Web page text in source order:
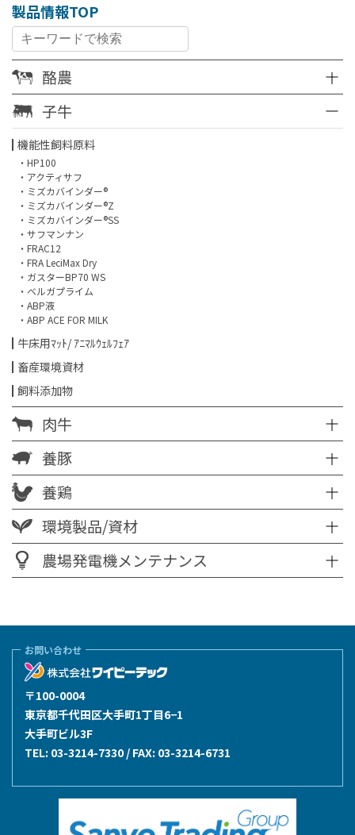
製品情報TOP
酪農
子牛
機能性飼料原料
・HP100
・アクティサフ
・ミズカバインダー®
・ミズカバインダー®Z
・ミズカバインダー®SS
・サフマンナン
・FRAC12
・FRA LeciMax Dry
・ガスターBP70 WS
・ベルガプライム
・ABP液
・ABP ACE FOR MILK
牛床用ﾏｯﾄ/ ｱﾆﾏﾙｳｪﾙﾌｪｱ
畜産環境資材
飼料添加物
肉牛
養豚
養鶏
環境製品/資材
農場発電機メンテナンス
お問い合わせ
〒100-0004
東京都千代田区大手町1丁目6−1
大手町ビル3F
TEL: 03-3214-7330 / FAX: 03-3214-6731